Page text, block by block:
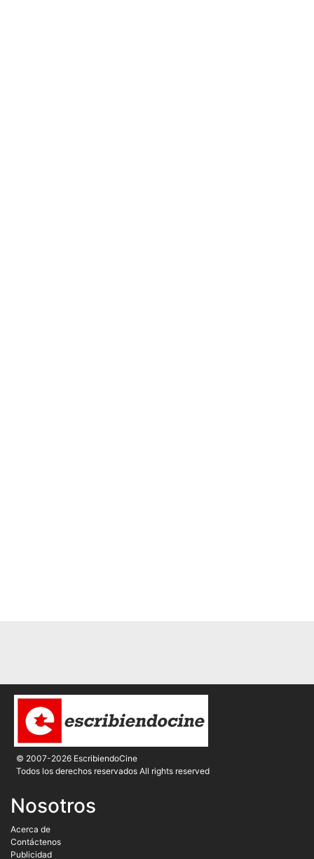
© 2007-2026 EscribiendoCine
Todos los derechos reservados All rights reserved
Nosotros
Acerca de
Contáctenos
Publicidad